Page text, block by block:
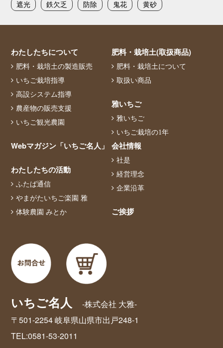
遮光
鉄欠乏 防除 鬼花 黄砂
わたしたちについて
肥料・栽培土の製造販売
いちご栽培指導
高設システム指導
農産物の販売支援
いちご観光農園
肥料・栽培土(取扱商品)
肥料・栽培土について
取扱い商品
雅いちご
雅いちご
いちご栽培の1年
Webマガジン「いちご名人」
わたしたちの活動
ふたば通信
やまがたいちご楽園 雅
体験農園 みとか
会社情報
社是
経営理念
企業沿革
ご挨拶
いちご名人
-株式会社 大雅-
〒501-2254 岐阜県山県市出戸248-1
TEL:0581-53-2011